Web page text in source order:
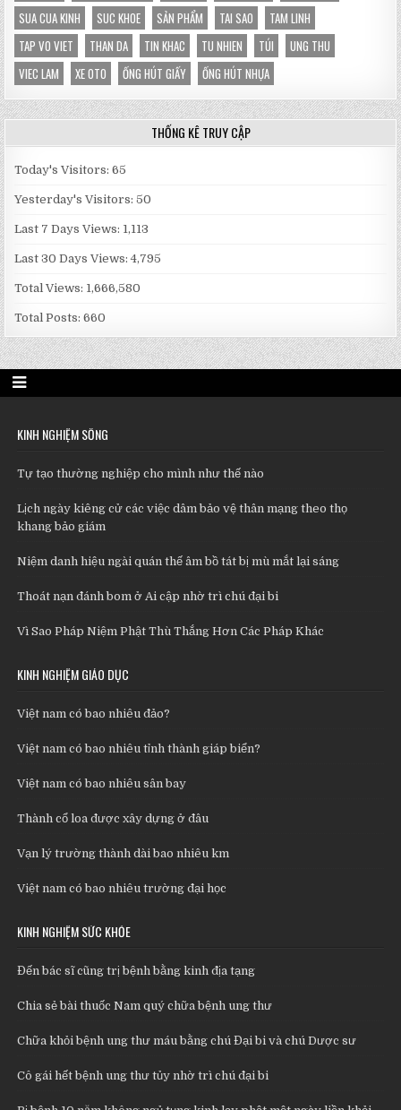
SUA CUA KINH
SUC KHOE SẢN PHẨM TAI SAO
TAM LINH
TAP VO VIET
THAN DA TIN KHAC TU NHIEN TÚI
UNG THU
VIEC LAM
XE OTO ỐNG HÚT GIẤY ỐNG HÚT NHỰA
THỐNG KÊ TRUY CẬP
Today's Visitors:65
Yesterday's Visitors:50
Last 7 Days Views: 1,113
Last 30 Days Views:4,795
Total Views: 1,666,580
Total Posts:660
KINH NGHIỆM SỐNG
Tự tạo thường nghiệp cho mình như thế nào
Lịch ngày kiêng cử các việc dâm bảo vệ thân mạng theo thọ
khang bảo giám
Niệm danh hiệu ngài quán thế âm bồ tát bị mù mắt lại sáng
Thoát nạn đánh bom ở Ai cập nhờ trì chú đại bi
Vì Sao Pháp Niệm Phật Thù Thắng Hơn Các Pháp Khác
KINH NGHIỆM GIÁO DỤC
Việt nam có bao nhiêu đảo?
Việt nam có bao nhiêu tỉnh thành giáp biển?
Việt nam có bao nhiêu sân bay
Thành cổ loa được xây dựng ở đâu
Vạn lý trường thành dài bao nhiêu km
Việt nam có bao nhiêu trường đại học
KINH NGHIỆM SỨC KHỎE
Đến bác sĩ cũng trị bệnh bằng kinh địa tạng
Chia sẻ bài thuốc Nam quý chữa bệnh ung thư
Chữa khỏi bệnh ung thư máu bằng chú Đại bi và chú Dược sư
Cô gái hết bệnh ung thư tủy nhờ trì chú đại bi